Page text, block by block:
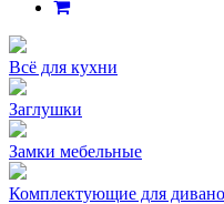
Всё для кухни
Заглушки
Замки мебельные
Комплектующие для